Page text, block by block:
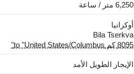
6,250 متر / ساعة
أوكرانيا
Bila Tserkva
8095 كم to "United States/Columbus"
الإيجار الطويل الأمد